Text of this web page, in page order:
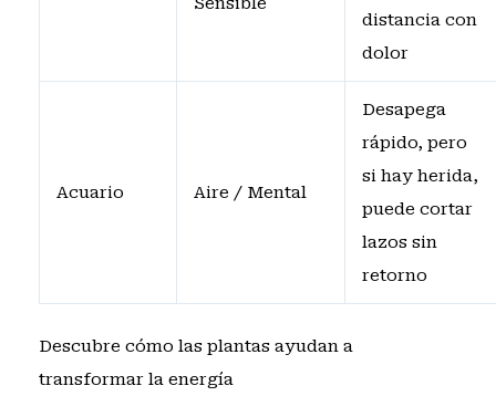
distancia con
dolor
Acuario Aire / Mental
Desapega
rápido, pero
si hay herida,
puede cortar
lazos sin
retorno
Descubre cómo las plantas ayudan a
transformar la energía